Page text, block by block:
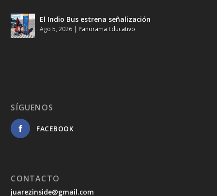
El Indio Bus estrena señalización
Ago 5, 2026 | Panorama Educativo
SÍGUENOS
FACEBOOK
CONTACTO
juarezinside@gmail.com